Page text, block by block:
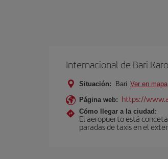
Internacional de Bari
Situación: Bari Ver en mapa
Página web: https://
Cómo llegar a la ciudad:
El aeropuerto está
paradas de taxis en el